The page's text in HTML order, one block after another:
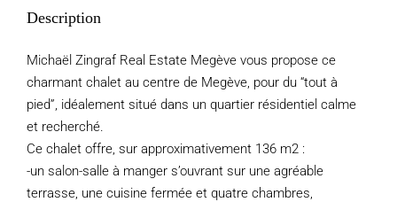
Description
Michaël Zingraf Real Estate Megève vous propose ce
charmant chalet au centre de Megève, pour du “tout à
pied”, idéalement situé dans un quartier résidentiel calme
et recherché.
Ce chalet offre, sur approximativement 136 m2 :
-un salon-salle à manger s’ouvrant sur une agréable
terrasse, une cuisine fermée et quatre chambres,